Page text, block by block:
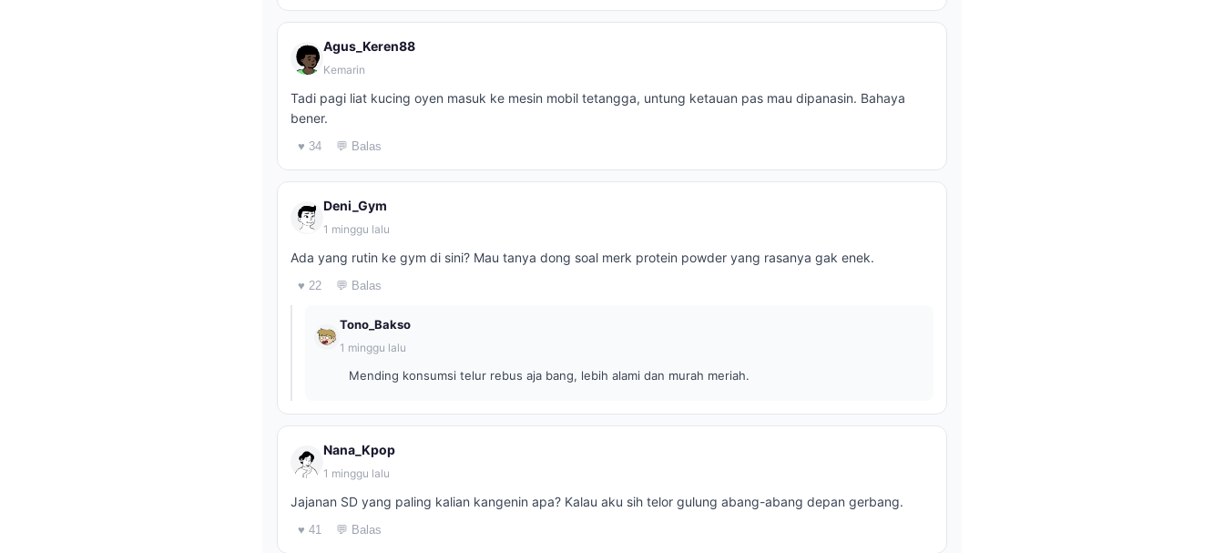
Agus_Keren88
Kemarin
Tadi pagi liat kucing oyen masuk ke mesin mobil tetangga, untung ketauan pas mau dipanasin. Bahaya
bener.
♥ 34 💬 Balas
Deni_Gym
1 minggu lalu
Ada yang rutin ke gym di sini? Mau tanya dong soal merk protein powder yang rasanya gak enek.
♥ 22 💬 Balas
Tono_Bakso
1 minggu lalu
Mending konsumsi telur rebus aja bang, lebih alami dan murah meriah.
Nana_Kpop
1 minggu lalu
Jajanan SD yang paling kalian kangenin apa? Kalau aku sih telor gulung abang-abang depan gerbang.
♥ 41 💬 Balas